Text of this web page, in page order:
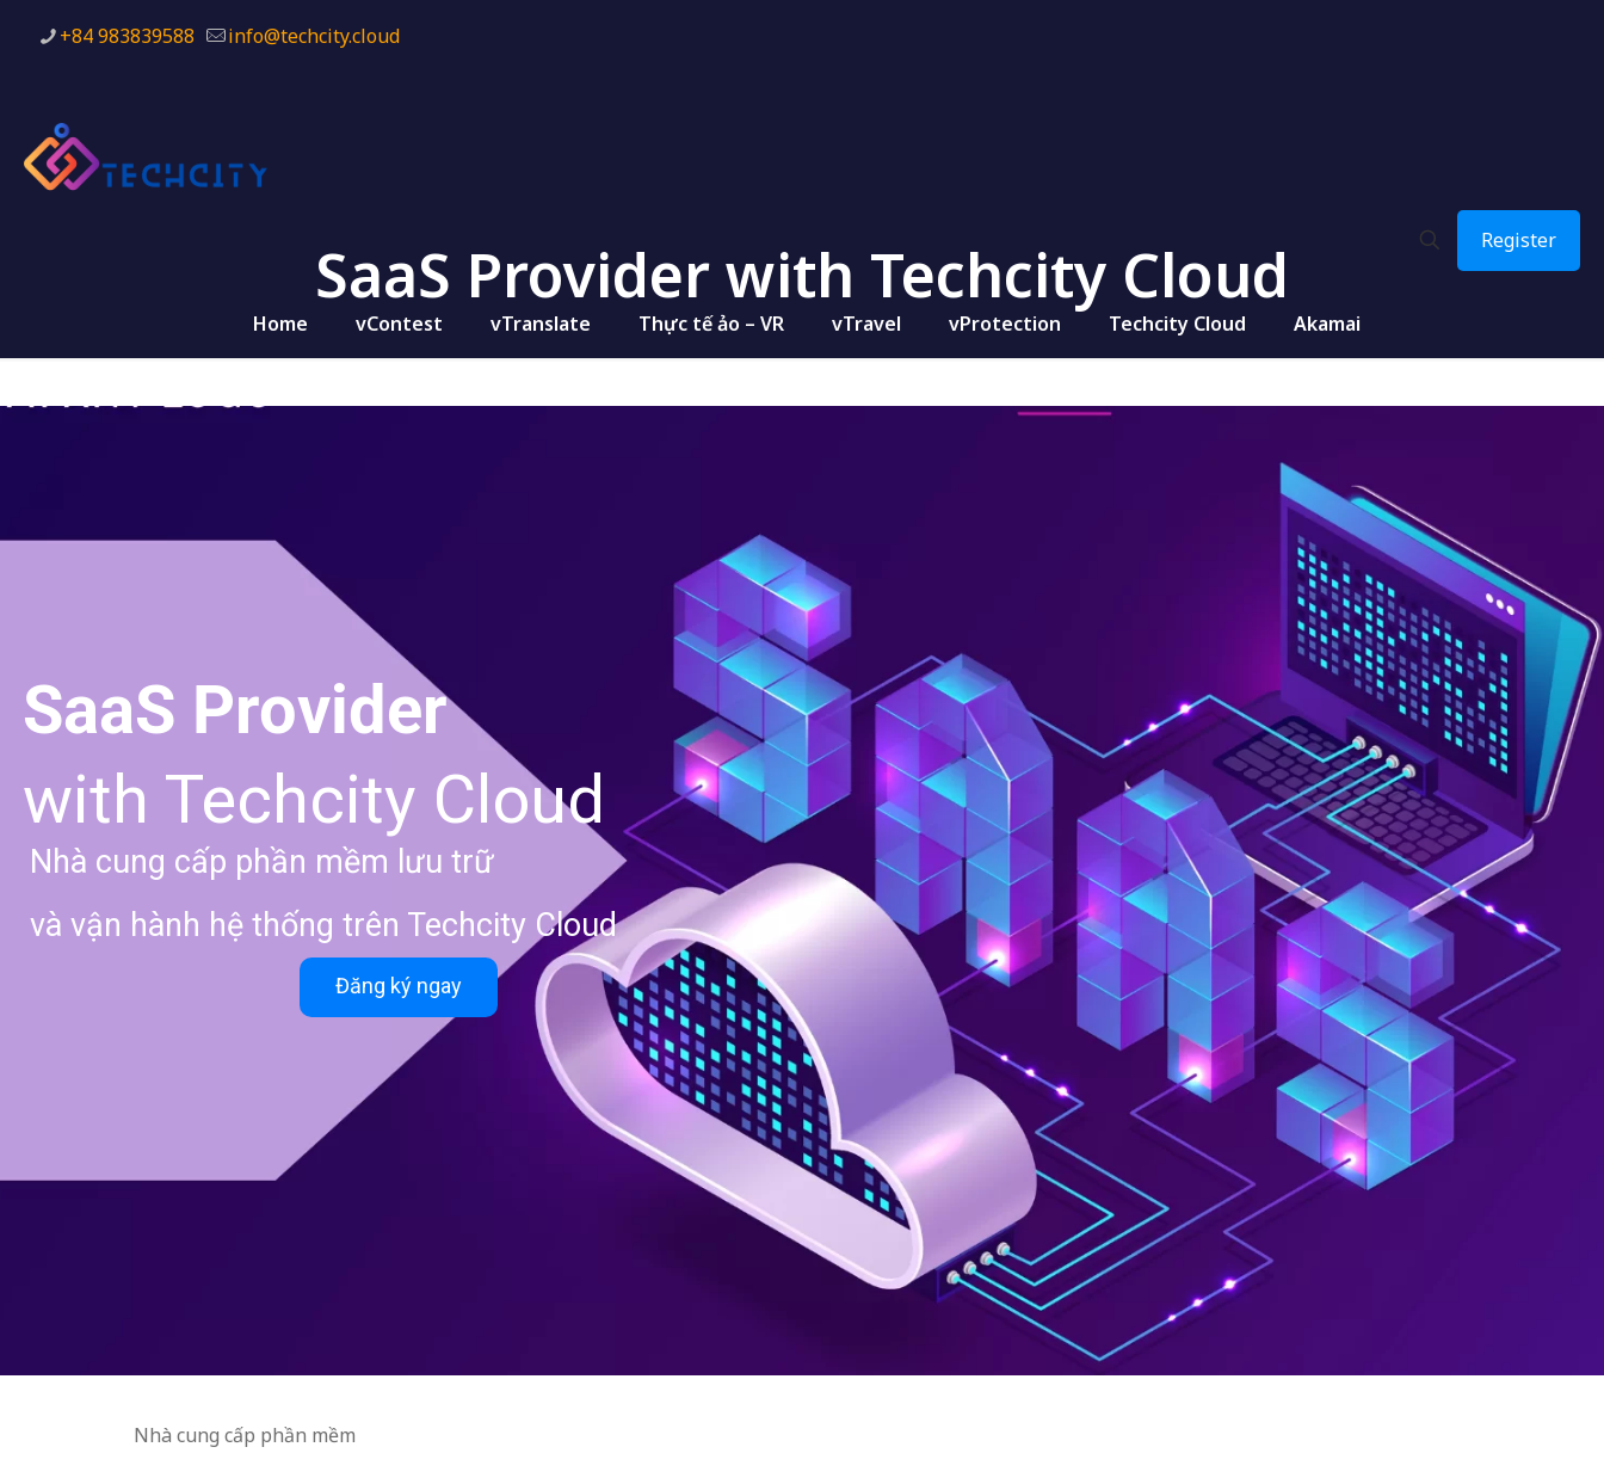
+84 983839588 info@techcity.cloud
Home vContest vTranslate Thực tế ảo – VR vTravel vProtection Techcity Cloud Akamai
Register
SaaS Provider with Techcity Cloud
SaaS Provider
with Techcity Cloud
Nhà cung cấp phần mềm lưu trữ
và vận hành hệ thống trên Techcity Cloud
Đăng ký ngay
Nhà cung cấp phần mềm